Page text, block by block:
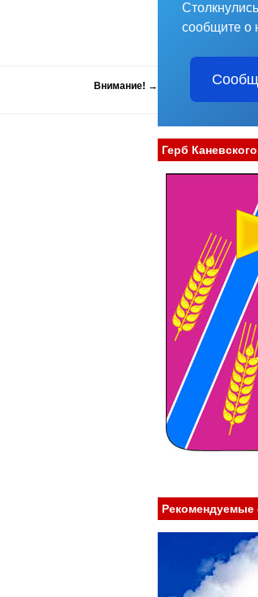
Внимание! →
сообщите о
Герб
Рекомендуемые